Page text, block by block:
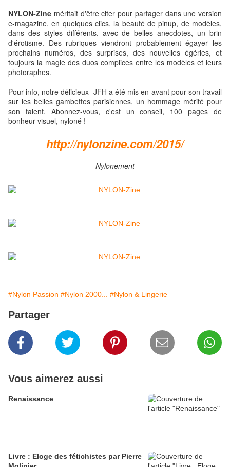
NYLON-Zine méritait d'être citer pour partager dans une version
e-magazine, en quelques clics, la beauté de pinup, de modèles,
dans des styles différents, avec de belles anecdotes, un brin
d'érotisme. Des rubriques viendront probablement égayer les
prochains numéros, des surprises, des nouvelles égéries, et
toujours la magie des duos complices entre les modèles et leurs
photoraphes.
Pour info, notre délicieux JFH a été mis en avant pour son travail
sur les belles gambettes parisiennes, un hommage mérité pour
son talent. Abonnez-vous, c'est un conseil, 100 pages de
bonheur visuel, nyloné !
http://nylonzine.com/2015/
Nylonement
#Nylon Passion #Nylon 2000... #Nylon & Lingerie
Partager
Vous aimerez aussi
Renaissance
Livre : Eloge des fétichistes par Pierre